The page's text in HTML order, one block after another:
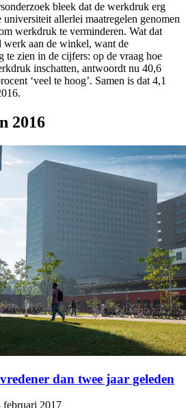
bleek dat de werkdruk erg
allerlei maatregelen genomen
werkdruk te verminderen. Wat dat
werk aan de winkel, want de
te zien in de cijfers: op de vraag hoe
inschatten, antwoordt nu 40,6
‘veel te hoog’. Samen is dat 4,1
2016
dan twee jaar geleden
februari 2017